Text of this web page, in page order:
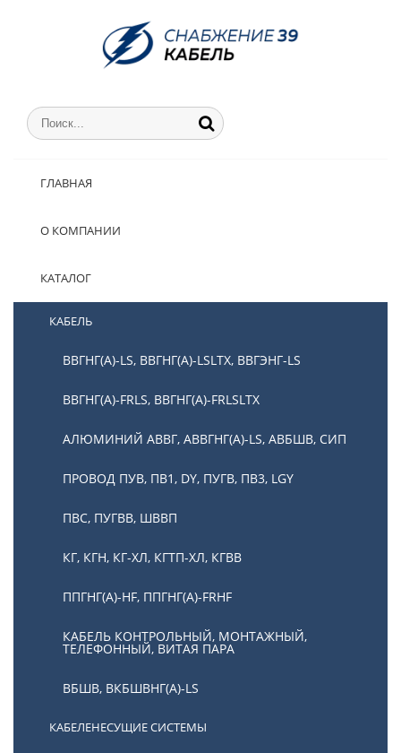
ГЛАВНАЯ
О КОМПАНИИ
КАТАЛОГ
КАБЕЛЬ
ВВГНГ(А)-LS, ВВГНГ(А)-LSLTX, ВВГЭНГ-LS
ВВГНГ(А)-FRLS, ВВГНГ(А)-FRLSLTX
АЛЮМИНИЙ АВВГ, АВВГНГ(А)-LS, АВБШВ, СИП
ПРОВОД ПУВ, ПВ1, DY, ПУГВ, ПВ3, LGY
ПВС, ПУГВВ, ШВВП
КГ, КГН, КГ-ХЛ, КГТП-ХЛ, КГВВ
ППГНГ(А)-HF, ППГНГ(А)-FRHF
КАБЕЛЬ КОНТРОЛЬНЫЙ, МОНТАЖНЫЙ,
ТЕЛЕФОННЫЙ, ВИТАЯ ПАРА
ВБШВ, ВКБШВНГ(А)-LS
КАБЕЛЕНЕСУЩИЕ СИСТЕМЫ